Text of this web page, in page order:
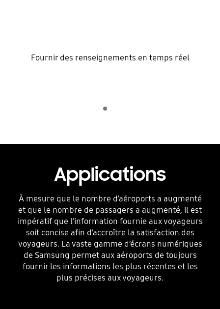
Fournir des renseignements en temps réel
Applications
À mesure que le nombre d’aéroports a augmenté
et que le nombre de passagers a augmenté, il est
impératif que l’information fournie aux voyageurs
soit concise afin d’accroître la satisfaction des
voyageurs. La vaste gamme d’écrans numériques
de Samsung permet aux aéroports de toujours
fournir les informations les plus récentes et les
plus précises aux voyageurs.